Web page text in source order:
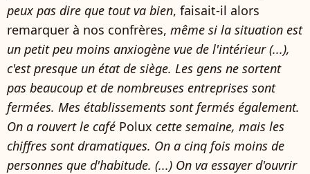
peux pas dire que tout va bien, faisait-il alors
remarquer à nos confrères, même si la situation est
un petit peu moins anxiogène vue de l'intérieur (...),
c'est presque un état de siège. Les gens ne sortent
pas beaucoup et de nombreuses entreprises sont
fermées. Mes établissements sont fermés également.
On a rouvert le café Polux cette semaine, mais les
chiffres sont dramatiques. On a cinq fois moins de
personnes que d'habitude. (...) On va essayer d'ouvrir